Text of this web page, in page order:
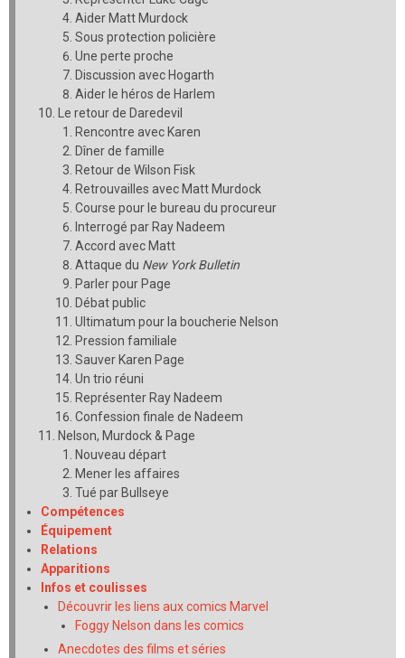
Aider Matt Murdock
Sous protection policière
Une perte proche
Discussion avec Hogarth
Aider le héros de Harlem
Le retour de Daredevil
Rencontre avec Karen
Dîner de famille
Retour de Wilson Fisk
Retrouvailles avec Matt Murdock
Course pour le bureau du procureur
Interrogé par Ray Nadeem
Accord avec Matt
Attaque du New York Bulletin
Parler pour Page
Débat public
Ultimatum pour la boucherie Nelson
Pression familiale
Sauver Karen Page
Un trio réuni
Représenter Ray Nadeem
Confession finale de Nadeem
Nelson, Murdock & Page
Nouveau départ
Mener les affaires
Tué par Bullseye
Compétences
Équipement
Relations
Apparitions
Infos et coulisses
Découvrir les liens aux comics Marvel
Foggy Nelson dans les comics
Anecdotes des films et séries